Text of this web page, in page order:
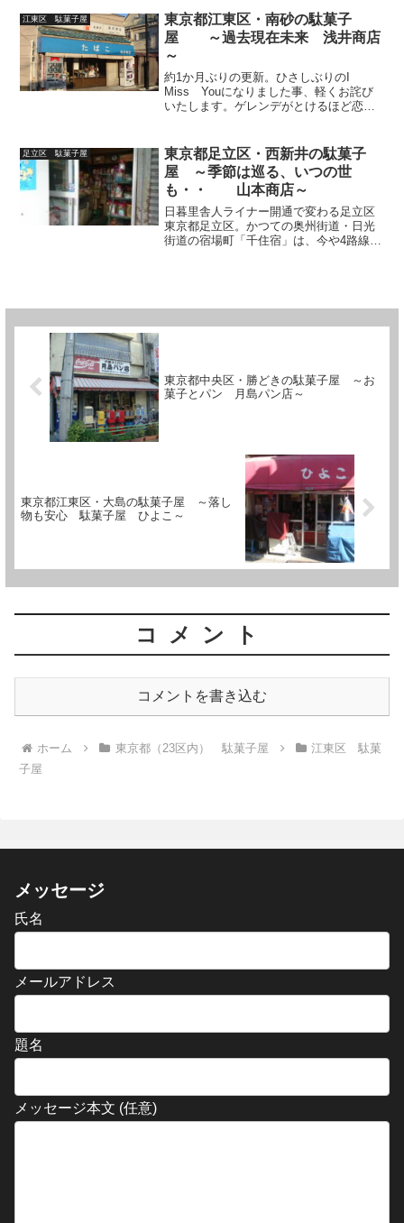
ながらの古い木造住宅が残る一方でお洒
落な若い富裕層たちが好む...
江東区 駄菓子屋
東京都江東区・南砂の駄菓子
屋 ～過去現在未来 浅井商店
～
約1か月ぶりの更新。ひさしぶりのI
Miss Youになりました事、軽くお詫び
いたします。ゲレンデがとけるほど恋し
ないの？」と思った貴方、それはおそら
く香美です。さて、...
足立区 駄菓子屋
東京都足立区・西新井の駄菓子
屋 ～季節は巡る、いつの世
も・・ 山本商店～
日暮里舎人ライナー開通で変わる足立区
東京都足立区。かつての奥州街道・日光
街道の宿場町「千住宿」は、今や4路線が
東京都中央区・勝どきの駄菓子屋 ～お
菓子とパン 月島パン店～
東京都江東区・大島の駄菓子屋 ～落し
物も安心 駄菓子屋 ひよこ～
コメント
コメントを書き込む
ホーム 東京都（23区内） 駄菓子屋
江東区 駄菓
子屋
メッセージ
氏名
メールアドレス
題名
メッセージ本文 (任意)